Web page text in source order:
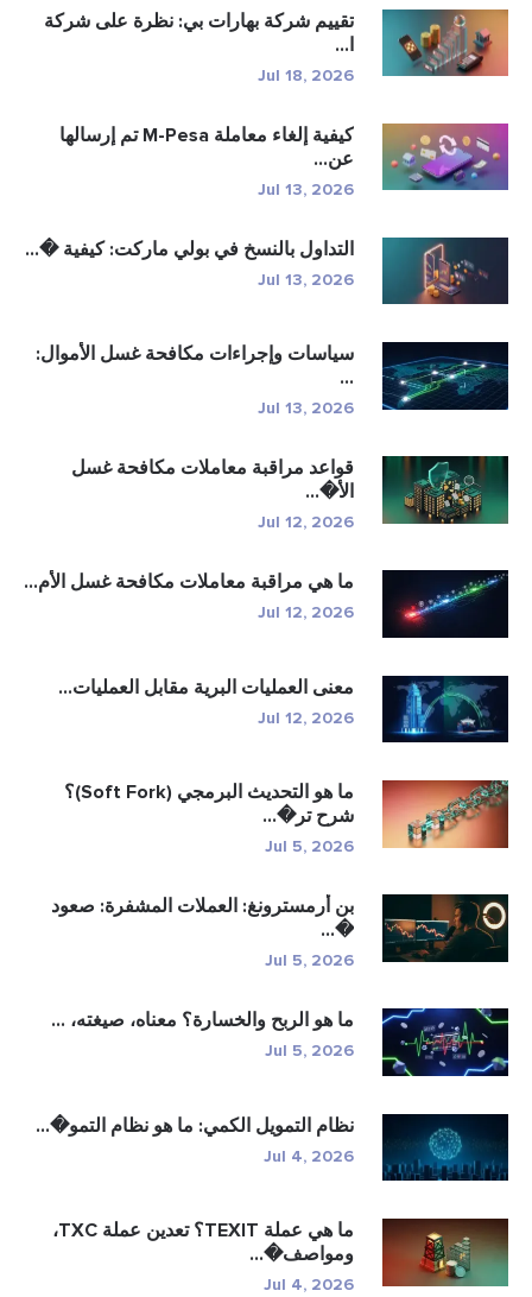
تقييم شركة بهارات بي: نظرة على شركة
ا...
Jul 18, 2026
كيفية إلغاء معاملة M-Pesa تم إرسالها
عن...
Jul 13, 2026
التداول بالنسخ في بولي ماركت: كيفية �...
Jul 13, 2026
سياسات وإجراءات مكافحة غسل الأموال:
...
Jul 13, 2026
قواعد مراقبة معاملات مكافحة غسل
الأ�...
Jul 12, 2026
ما هي مراقبة معاملات مكافحة غسل الأم...
Jul 12, 2026
معنى العمليات البرية مقابل العمليات...
Jul 12, 2026
ما هو التحديث البرمجي (Soft Fork)؟
شرح تر�...
Jul 5, 2026
بن أرمسترونغ: العملات المشفرة: صعود
�...
Jul 5, 2026
ما هو الربح والخسارة؟ معناه، صيغته، ...
Jul 5, 2026
نظام التمويل الكمي: ما هو نظام التمو�...
Jul 4, 2026
ما هي عملة TEXIT؟ تعدين عملة TXC،
ومواصف�...
Jul 4, 2026